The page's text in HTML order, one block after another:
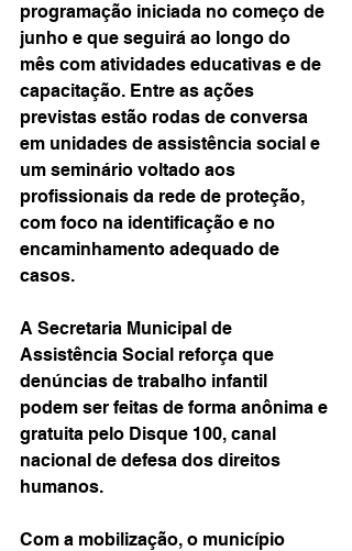
programação iniciada no começo de
junho e que seguirá ao longo do
mês com atividades educativas e de
capacitação. Entre as ações
previstas estão rodas de conversa
em unidades de assistência social e
um seminário voltado aos
profissionais da rede de proteção,
com foco na identificação e no
encaminhamento adequado de
casos.
A Secretaria Municipal de
Assistência Social reforça que
denúncias de trabalho infantil
podem ser feitas de forma anônima e
gratuita pelo Disque 100, canal
nacional de defesa dos direitos
humanos.
Com a mobilização, o município